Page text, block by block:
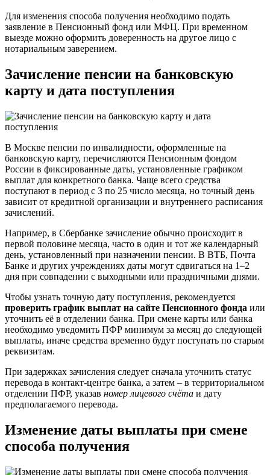
Для изменения способа получения необходимо подать
заявление в Пенсионный фонд или МФЦ. При временном
выезде можно оформить доверенность на другое лицо с
нотариальным заверением.
Зачисление пенсии на банковскую
карту и дата поступления
В Москве пенсии по инвалидности, оформленные на
банковскую карту, перечисляются Пенсионным фондом
России в фиксированные даты, установленные графиком
выплат для конкретного банка. Чаще всего средства
поступают в период с 3 по 25 число месяца, но точный день
зависит от кредитной организации и внутреннего расписания
зачислений.
Например, в Сбербанке зачисление обычно происходит в
первой половине месяца, часто в один и тот же календарный
день, установленный при назначении пенсии. В ВТБ, Почта
Банке и других учреждениях даты могут сдвигаться на 1–2
дня при совпадении с выходными или праздничными днями.
Чтобы узнать точную дату поступления, рекомендуется
проверить график выплат на сайте Пенсионного фонда или
уточнить её в отделении банка. При смене карты или банка
необходимо уведомить ПФР минимум за месяц до следующей
выплаты, иначе средства временно будут поступать по старым
реквизитам.
При задержках зачисления следует сначала уточнить статус
перевода в контакт-центре банка, а затем – в территориальном
отделении ПФР, указав номер лицевого счёта и дату
предполагаемого перевода.
Изменение даты выплаты при смене
способа получения